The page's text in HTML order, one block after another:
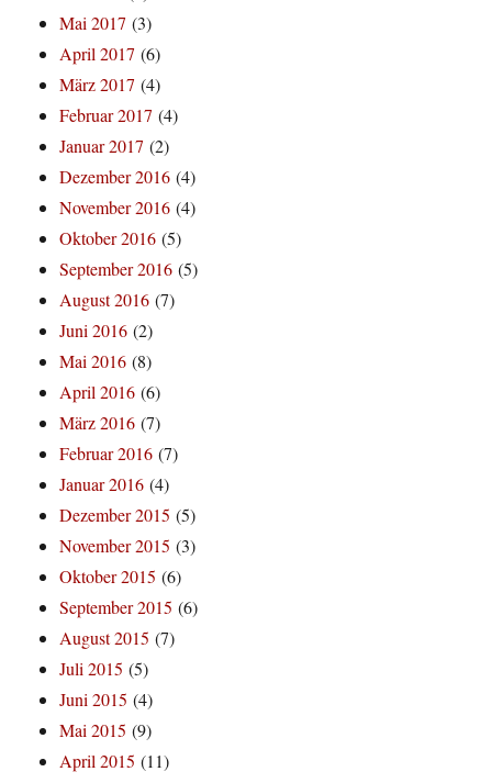
Mai 2017 (3)
April 2017 (6)
März 2017 (4)
Februar 2017 (4)
Januar 2017 (2)
Dezember 2016 (4)
November 2016 (4)
Oktober 2016 (5)
September 2016 (5)
August 2016 (7)
Juni 2016 (2)
Mai 2016 (8)
April 2016 (6)
März 2016 (7)
Februar 2016 (7)
Januar 2016 (4)
Dezember 2015 (5)
November 2015 (3)
Oktober 2015 (6)
September 2015 (6)
August 2015 (7)
Juli 2015 (5)
Juni 2015 (4)
Mai 2015 (9)
April 2015 (11)